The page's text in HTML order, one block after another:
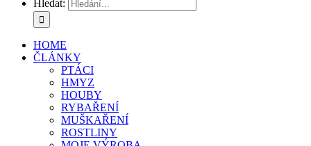
Hledat:
HOME
ČLÁNKY
PTÁCI
HMYZ
HOUBY
RYBAŘENÍ
MUŠKAŘENÍ
ROSTLINY